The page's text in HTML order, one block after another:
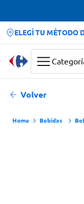
ELEGÍ TU MÉTODO
Volver
Bebidas
Términos